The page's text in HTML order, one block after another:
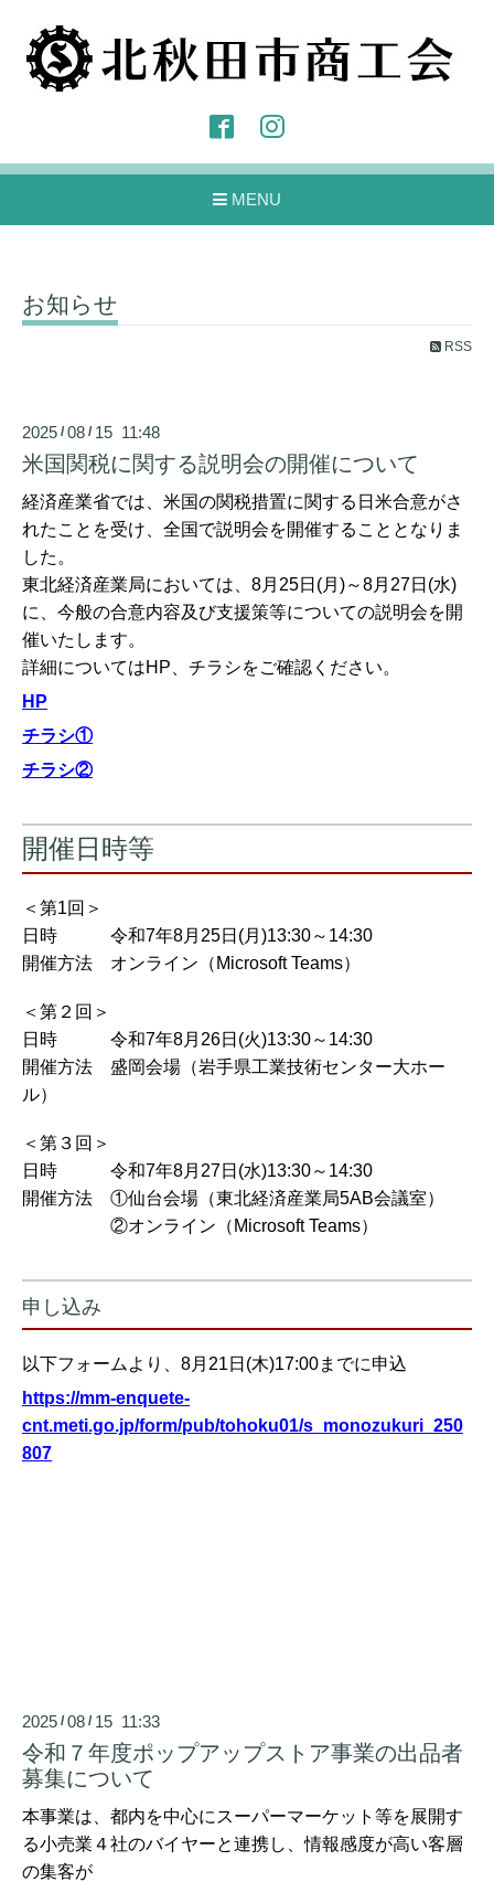
MENU
お知らせ
RSS
2025 /08 / 15 11:48
米国関税に関する説明会の開催について
経済産業省では、米国の関税措置に関する日米合意がさ
れたことを受け、全国で説明会を開催することとなりま
した。
東北経済産業局においては、8月25日(月)～8月27日(水)
に、今般の合意内容及び支援策等についての説明会を開
催いたします。
詳細についてはHP、チラシをご確認ください。
HP
チラシ①
チラシ②
開催日時等
＜第1回＞
日時 令和7年8月25日(月)13:30～14:30
開催方法 オンライン（Microsoft Teams）
＜第２回＞
日時 令和7年8月26日(火)13:30～14:30
開催方法 盛岡会場（岩手県工業技術センター大ホー
ル）
＜第３回＞
日時 令和7年8月27日(水)13:30～14:30
開催方法 ①仙台会場（東北経済産業局5AB会議室）
②オンライン（Microsoft Teams）
申し込み
以下フォームより、8月21日(木)17:00までに申込
https://mm-enquete-
cnt.meti.go.jp/form/pub/tohoku01/s_monozukuri_250
807
2025 /08 / 15 11:33
令和７年度ポップアップストア事業の出品者
募集について
本事業は、都内を中心にスーパーマーケット等を展開す
る小売業４社のバイヤーと連携し、情報感度が高い客層
の集客が